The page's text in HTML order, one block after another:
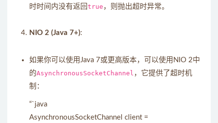
时时间内没有返回 true ，则抛出超时异常。
NIO 2 (Java 7+):
如果你可以使用Java 7或更高版本，可以使用NIO 2中
的AsynchronousSocketChannel ，它提供了超时机
制：
“`java
AsynchronousSocketChannel client =